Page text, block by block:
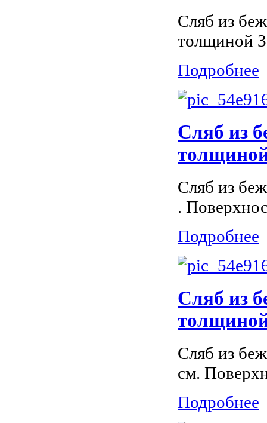
Сляб из
толщиной
Подробнее
Сляб из
Сляб из
.
Подробнее
Сляб из
Сляб из
см.
Подробнее